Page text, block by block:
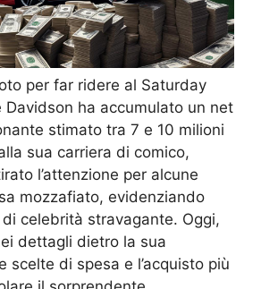
per far ridere al Saturday
Davidson ha accumulato un net
stimato tra 7 e 10 milioni
sua carriera di comico,
l’attenzione per alcune
mozzafiato, evidenziando
celebrità stravagante. Oggi,
dettagli dietro la sua
scelte di spesa e l’acquisto più